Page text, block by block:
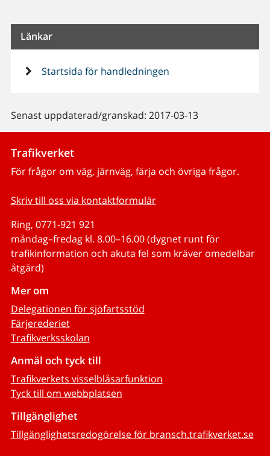
Länkar
Startsida för handledningen
Senast uppdaterad/granskad: 2017-03-13
Trafikverket
För frågor om väg, järnväg, färja och övriga frågor.
Skriv till oss via kontaktformulär
Ring, 0771-921 921
måndag–fredag kl. 8.00–16.00 (dygnet runt för
trafikinformation och akuta fel som kräver omedelbar
åtgärd)
Mer om
Delegationen för sjöfartsstöd
Färjerederiet
Trafikverksskolan
Anmäl och tyck till
Trafikverkets visselblåsarfunktion
Tyck till om webbplatsen
Tillgänglighet
Tillgänglighetsredogörelse för bransch.trafikverket.se